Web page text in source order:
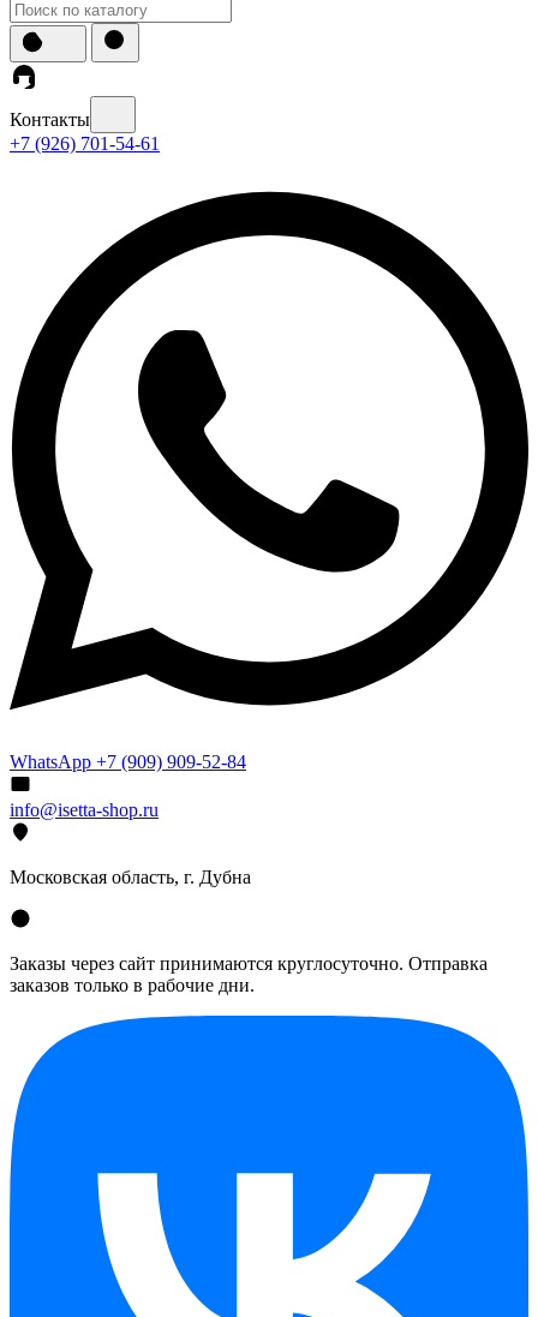
Контакты
+7 (926) 701-54-61
WhatsApp +7 (909) 909-52-84
info@isetta-shop.ru
Московская область, г. Дубна
Заказы через сайт принимаются круглосуточно. Отправка
заказов только в рабочие дни.